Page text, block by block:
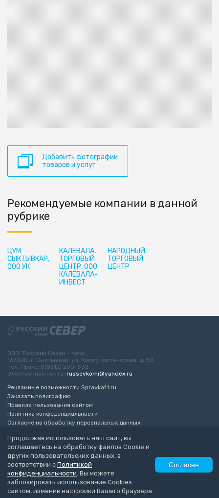
Добавить фотографии
товаров и услуг
Рекомендуемые компании в данной
рубрике
ЦУМ
СЫКТЫВКАР,
ООО УК
КАЛЕВАЛА,
ТОРГОВЫЙ
ЦЕНТР, ООО
КАЛЕВАЛА-
ИНВЕСТ
НАРОДНЫЙ,
ТОРГОВЫЙ
ЦЕНТР
Продолжая использовать наш сайт, вы
соглашаетесь на обработку файлов Cookie и
других пользовательских данных, в
соответствии с Политикой
конфиденциальности. Вы можете
заблокировать использование Cookies
сайтом, изменив настройки Вашего браузера.
Согласен
ООО “Русский Север - Коми„
167000, г. Сыктывкар, ул. Коммунистическая, д. 50
тел. /факс: 8(8212) 200-532
Электронная почта: russevkomi@yandex.ru
Рекламные возможности Spravka11.ru
Заказать полиграфию
Правила пользования сайтом
Политика конфеденциальности
Согласие на обработку персональных данных
Разработка сайта“ЭкспертБизнесГрупп”
© 2010-2026 Русский Север - Коми